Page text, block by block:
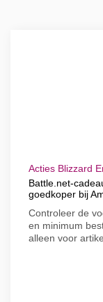
Acties Blizzard
Battle.net-
goedkoper bij
Controleer de
en minimum
alleen voor